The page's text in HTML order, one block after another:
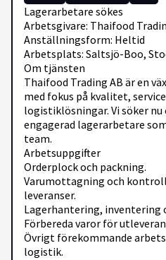
Lagerarbetare sökes
Arbetsgivare: Thaifood
Anställningsform: Heltid
Arbetsplats: Saltsjö-Boo,
Om tjänsten
Thaifood Trading AB är en
med fokus på kvalitet,
logistiklösningar. Vi söker nu
engagerad lagerarbetare
team.
Arbetsuppgifter
Orderplock och packning.
Varumottagning och
leveranser.
Lagerhantering, inventering
Förbereda varor för
Övrigt förekommande
logistik.